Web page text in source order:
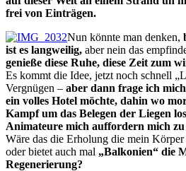
frei von Einträgen.
Nun könnte man denken,
ist es langweilig, aber nein das
genieße diese Ruhe, diese Zeit zum
Es kommt die Idee, jetzt noch schnell
Vergnügen – aber dann frage ich
ein volles Hotel möchte, dahin wo
Kampf um das Belegen der Liegen
Animateure mich auffordern mich zu
Wäre das die Erholung die mein Körper
oder bietet auch mal „Balkonien“ die
Regenerierung?